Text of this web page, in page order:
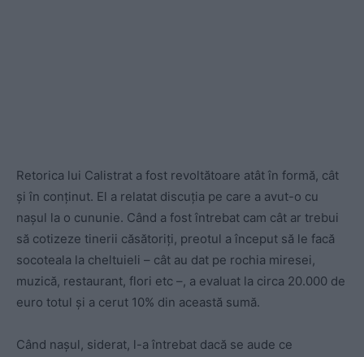
Retorica lui Calistrat a fost revoltătoare atât în formă, cât
și în conținut. El a relatat discuția pe care a avut-o cu
nașul la o cununie. Când a fost întrebat cam cât ar trebui
să cotizeze tinerii căsătoriți, preotul a început să le facă
socoteala la cheltuieli – cât au dat pe rochia miresei,
muzică, restaurant, flori etc –, a evaluat la circa 20.000 de
euro totul și a cerut 10% din această sumă.
Când nașul, siderat, l-a întrebat dacă se aude ce